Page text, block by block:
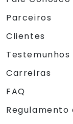
Parceiros
Clientes
Carreiras
FAQ
Regulamento